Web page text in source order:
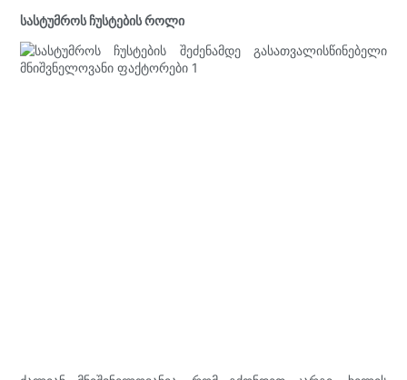
სასტუმროს ჩუსტების როლი